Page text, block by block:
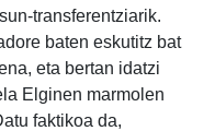
transferentziarik.
baten eskutitz bat
eta bertan idatzi
Elginen marmolen
faktikoa da,